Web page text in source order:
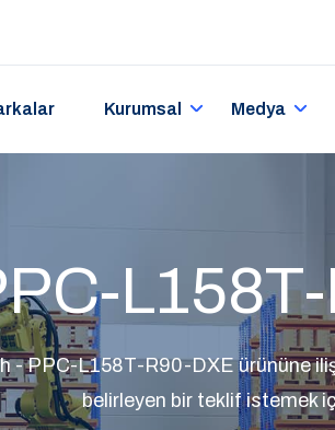
Kurumsal Medya
- PPC-L158T-R90-DXE ürününe
belirleyen bir teklif istemek